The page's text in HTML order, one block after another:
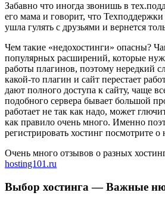
Забавно что иногда звонишь в
его мама и говорит, что Техподдержки
ушла гулять с друзьями и вернется
Чем такие «недохостинги» опасны?
популярных расширений, которые
работы плагинов, поэтому нередкий
какой-то плагин и сайт перестает
дают полного доступа к сайту, чаще
подобного сервера бывает большой
работает не так как надо, может
как правило очень много. Именно
регистрировать хостинг посмотрите о
Очень много отзывов о разных
hosting101.ru
Выбор хостинга — Важные